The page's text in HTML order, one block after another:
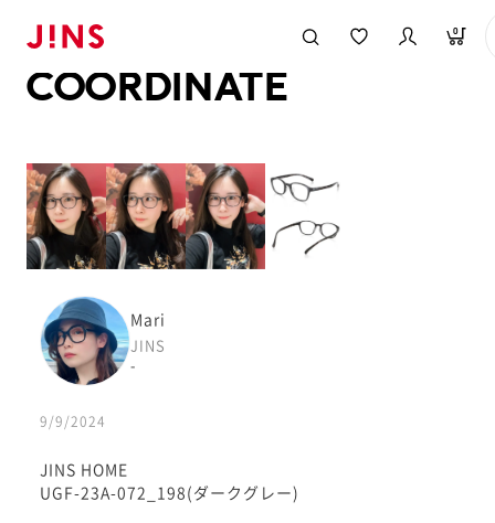
0
COORDINATE
Mari
JINS
-
9/9/2024
JINS HOME
UGF-23A-072_198(ダークグレー)